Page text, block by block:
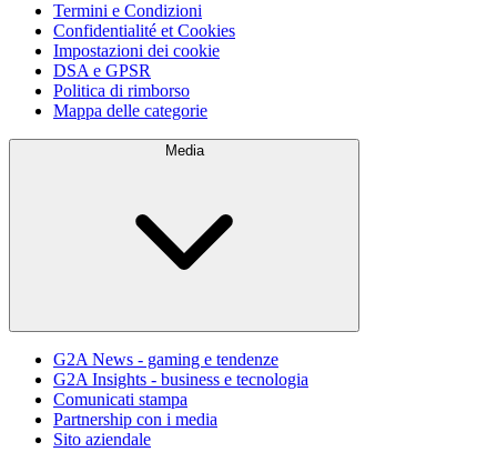
Termini e Condizioni
Confidentialité et Cookies
Impostazioni dei cookie
DSA e GPSR
Politica di rimborso
Mappa delle categorie
Media
G2A News - gaming e tendenze
G2A Insights - business e tecnologia
Comunicati stampa
Partnership con i media
Sito aziendale